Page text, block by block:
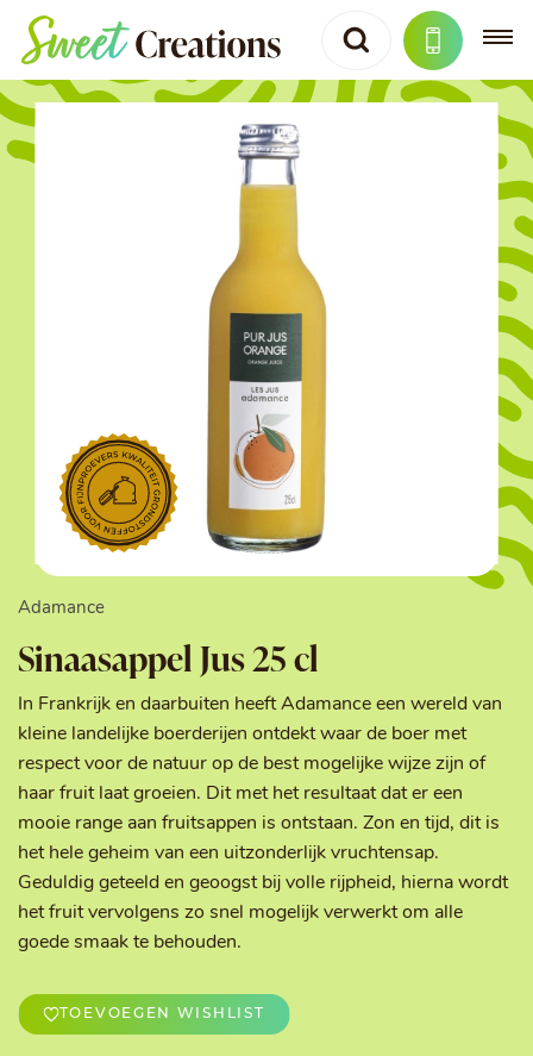
Adamance
Sinaasappel Jus 25 cl
In Frankrijk en daarbuiten heeft Adamance een wereld van
kleine landelijke boerderijen ontdekt waar de boer met
respect voor de natuur op de best mogelijke wijze zijn of
haar fruit laat groeien. Dit met het resultaat dat er een
mooie range aan fruitsappen is ontstaan. Zon en tijd, dit is
het hele geheim van een uitzonderlijk vruchtensap.
Geduldig geteeld en geoogst bij volle rijpheid, hierna wordt
het fruit vervolgens zo snel mogelijk verwerkt om alle
goede smaak te behouden.
TOEVOEGEN WISHLIST